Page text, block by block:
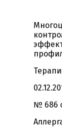
№ 686